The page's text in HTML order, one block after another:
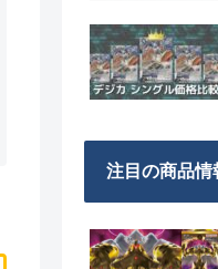
注目の商品情